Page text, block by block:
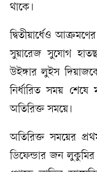
থাকে।
দ্বিতীয়ার্ধেও
সুয়ারেজ সুযোগ
উইঙ্গার লুইস
নির্ধারিত সময়
অতিরিক্ত সময়ে।
অতিরিক্ত সময়ের
ডিফেন্ডার জন